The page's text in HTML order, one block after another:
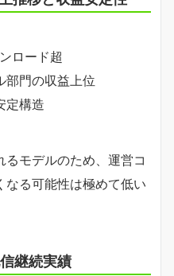
ロード超
部門の収益上位
定構造
モデルのため、運営コ
なる可能性は極めて低い
継続実績